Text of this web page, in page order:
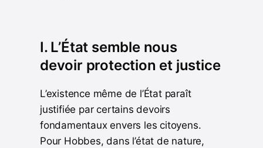
I. L’État semble nous
devoir protection et justice
L’existence même de l’État paraît
justifiée par certains devoirs
fondamentaux envers les citoyens.
Pour Hobbes, dans l’état de nature,